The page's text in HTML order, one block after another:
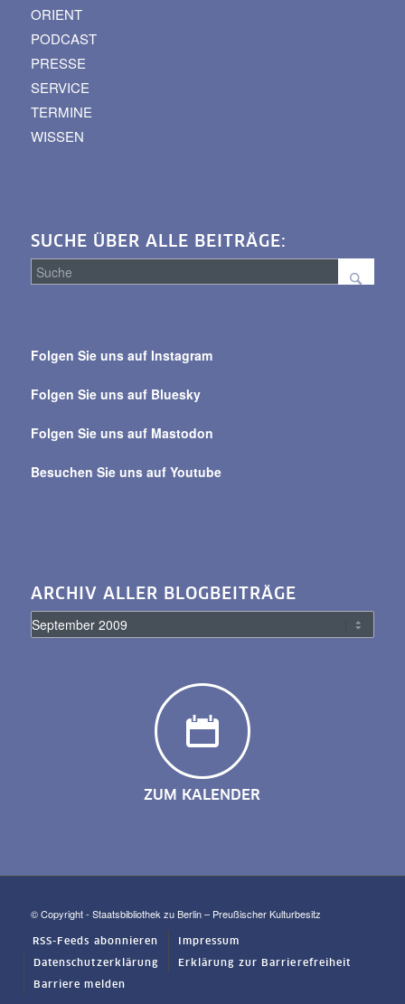
ORIENT
PODCAST
PRESSE
SERVICE
TERMINE
WISSEN
SUCHE ÜBER ALLE BEITRÄGE:
alle
Folgen Sie uns auf Instagram
Folgen Sie uns auf Bluesky
Folgen Sie uns auf Mastodon
Besuchen Sie uns auf Youtube
ARCHIV ALLER BLOGBEITRÄGE
ZUM KALENDER
© Copyright - Staatsbibliothek zu Berlin – Preußischer Kulturbesitz
RSS-Feeds abonnieren Impressum
Datenschutzerklärung Erklärung zur Barrierefreiheit
Barriere melden